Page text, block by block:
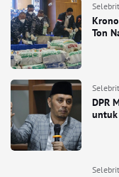
Ton
DPR
untuk